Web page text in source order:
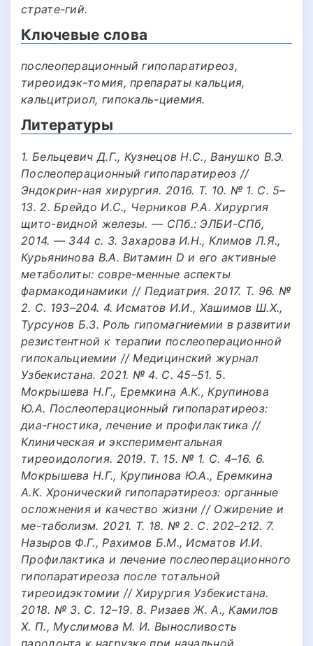
страте-гий.
Ключевые слова
послеоперационный гипопаратиреоз,
тиреоидэк-томия, препараты кальция,
кальцитриол, гипокаль-циемия.
Литературы
1. Бельцевич Д.Г., Кузнецов Н.С., Ванушко В.Э.
Послеоперационный гипопаратиреоз //
Эндокрин-ная хирургия. 2016. Т. 10. № 1. С. 5–
13. 2. Брейдо И.С., Черников Р.А. Хирургия
щито-видной железы. — СПб.: ЭЛБИ-СПб,
2014. — 344 с. 3. Захарова И.Н., Климов Л.Я.,
Курьянинова В.А. Витамин D и его активные
метаболиты: совре-менные аспекты
фармакодинамики // Педиатрия. 2017. Т. 96. №
2. С. 193–204. 4. Исматов И.И., Хашимов Ш.Х.,
Турсунов Б.З. Роль гипомагниемии в развитии
резистентной к терапии послеоперационной
гипокальциемии // Медицинский журнал
Узбекистана. 2021. № 4. С. 45–51. 5.
Мокрышева Н.Г., Еремкина А.К., Крупинова
Ю.А. Послеоперационный гипопаратиреоз:
диа-гностика, лечение и профилактика //
Клиническая и экспериментальная
тиреоидология. 2019. Т. 15. № 1. С. 4–16. 6.
Мокрышева Н.Г., Крупинова Ю.А., Еремкина
А.К. Хронический гипопаратиреоз: органные
осложнения и качество жизни // Ожирение и
ме-таболизм. 2021. Т. 18. № 2. С. 202–212. 7.
Назыров Ф.Г., Рахимов Б.М., Исматов И.И.
Профилактика и лечение послеоперационного
гипопаратиреоза после тотальной
тиреоидэктомии // Хирургия Узбекистана.
2018. № 3. С. 12–19. 8. Ризаев Ж. А., Камилов
Х. П., Муслимова М. И. Выносливость
пародонта к нагрузке при начальной